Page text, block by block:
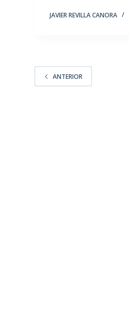
JAVIER REVILLA CANORA
ANTERIOR